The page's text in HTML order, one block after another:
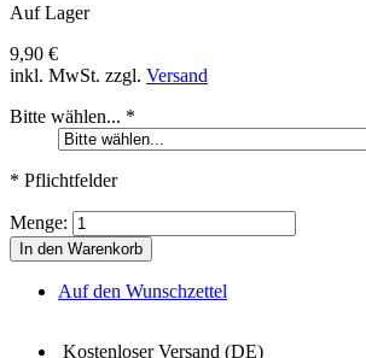
Auf Lager
9,90 €
inkl. MwSt. zzgl. Versand
Bitte wählen... *
* Pflichtfelder
Menge:
In den Warenkorb
Auf den Wunschzettel
Kostenloser Versand (DE)